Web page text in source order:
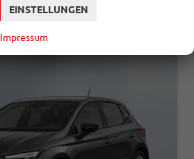
EINSTELLUNGEN
Impressum